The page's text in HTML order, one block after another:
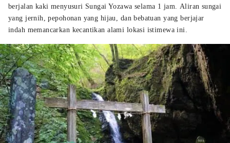
berjalan kaki menyusuri Sungai Yozawa selama 1 jam. Aliran sungai
yang jernih, pepohonan yang hijau, dan bebatuan yang berjajar
indah memancarkan kecantikan alami lokasi istimewa ini.